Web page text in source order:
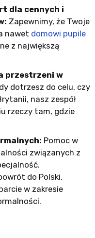
dla cennych i
Zapewnimy, że Twoje
nawet domowi pupile
z największą
przestrzeni w
dotrzesz do celu, czy
nasz zespół
rzeczy tam, gdzie
Pomoc w
związanych z
do Polski,
w zakresie